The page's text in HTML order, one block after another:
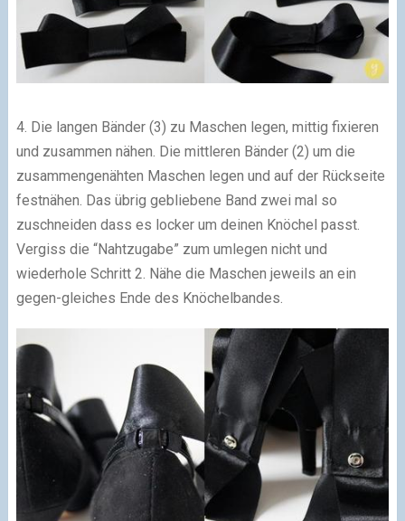
4. Die langen Bänder (3) zu Maschen legen, mittig fixieren
und zusammen nähen. Die mittleren Bänder (2) um die
zusammengenähten Maschen legen und auf der Rückseite
festnähen. Das übrig gebliebene Band zwei mal so
zuschneiden dass es locker um deinen Knöchel passt.
Vergiss die “Nahtzugabe” zum umlegen nicht und
wiederhole Schritt 2. Nähe die Maschen jeweils an ein
gegen-gleiches Ende des Knöchelbandes.